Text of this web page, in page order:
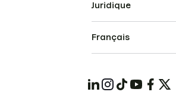
Juridique
Français